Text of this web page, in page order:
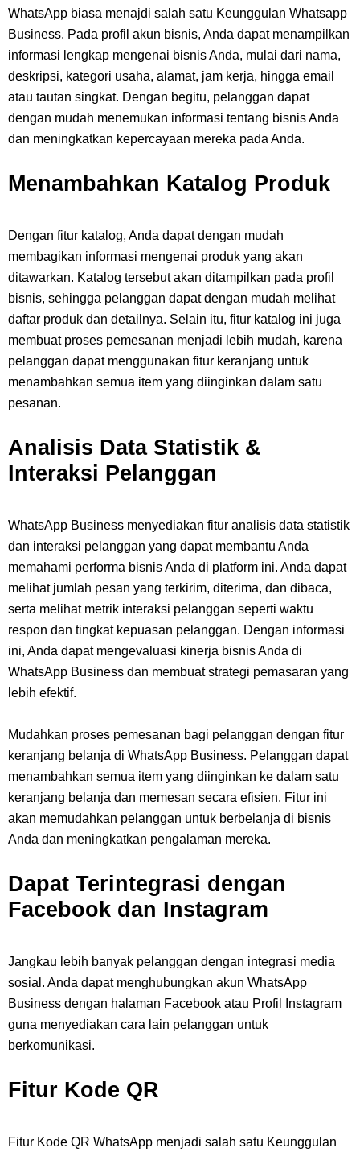
WhatsApp biasa menajdi salah satu Keunggulan Whatsapp
Business. Pada profil akun bisnis, Anda dapat menampilkan
informasi lengkap mengenai bisnis Anda, mulai dari nama,
deskripsi, kategori usaha, alamat, jam kerja, hingga email
atau tautan singkat. Dengan begitu, pelanggan dapat
dengan mudah menemukan informasi tentang bisnis Anda
dan meningkatkan kepercayaan mereka pada Anda.
Menambahkan Katalog Produk
Dengan fitur katalog, Anda dapat dengan mudah
membagikan informasi mengenai produk yang akan
ditawarkan. Katalog tersebut akan ditampilkan pada profil
bisnis, sehingga pelanggan dapat dengan mudah melihat
daftar produk dan detailnya. Selain itu, fitur katalog ini juga
membuat proses pemesanan menjadi lebih mudah, karena
pelanggan dapat menggunakan fitur keranjang untuk
menambahkan semua item yang diinginkan dalam satu
pesanan.
Analisis Data Statistik &
Interaksi Pelanggan
WhatsApp Business menyediakan fitur analisis data statistik
dan interaksi pelanggan yang dapat membantu Anda
memahami performa bisnis Anda di platform ini. Anda dapat
melihat jumlah pesan yang terkirim, diterima, dan dibaca,
serta melihat metrik interaksi pelanggan seperti waktu
respon dan tingkat kepuasan pelanggan. Dengan informasi
ini, Anda dapat mengevaluasi kinerja bisnis Anda di
WhatsApp Business dan membuat strategi pemasaran yang
lebih efektif.
Mudahkan proses pemesanan bagi pelanggan dengan fitur
keranjang belanja di WhatsApp Business. Pelanggan dapat
menambahkan semua item yang diinginkan ke dalam satu
keranjang belanja dan memesan secara efisien. Fitur ini
akan memudahkan pelanggan untuk berbelanja di bisnis
Anda dan meningkatkan pengalaman mereka.
Dapat Terintegrasi dengan
Facebook dan Instagram
Jangkau lebih banyak pelanggan dengan integrasi media
sosial. Anda dapat menghubungkan akun WhatsApp
Business dengan halaman Facebook atau Profil Instagram
guna menyediakan cara lain pelanggan untuk
berkomunikasi.
Fitur Kode QR
Fitur Kode QR WhatsApp menjadi salah satu Keunggulan